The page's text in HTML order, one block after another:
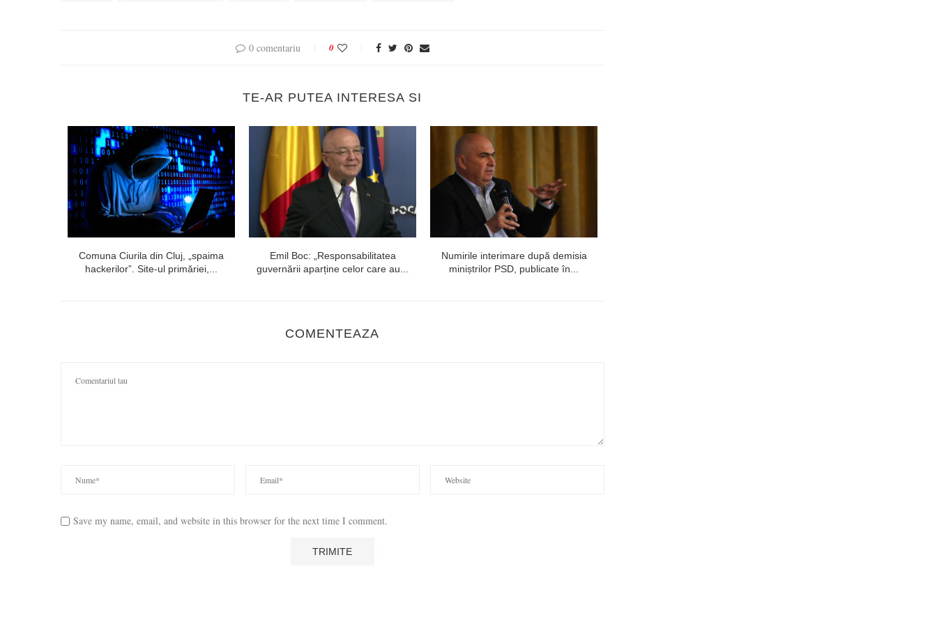
0 comentariu 0
TE-AR PUTEA INTERESA SI
Comuna Ciurila din Cluj, „spaima
hackerilor”. Site-ul primăriei,...
Emil Boc: „Responsabilitatea
guvernării aparține celor care au...
Numirile interimare după demisia
miniștrilor PSD, publicate în...
COMENTEAZA
Save my name, email, and website in this browser for the next time I comment.